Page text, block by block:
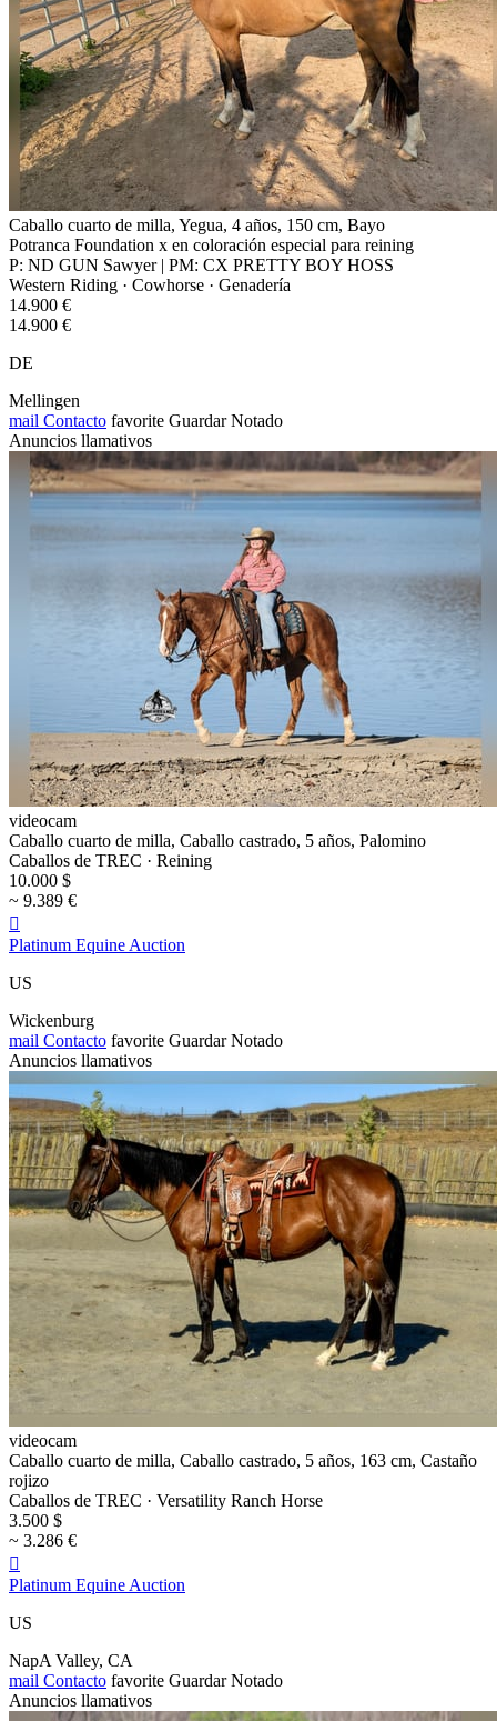
Caballo cuarto de milla, Yegua, 4 años, 150 cm, Bayo
Potranca Foundation x en coloración especial para reining
P: ND GUN Sawyer | PM: CX PRETTY BOY HOSS
Western Riding · Cowhorse · Genadería
14.900 €
14.900 €
DE
Mellingen
mail Contacto favorite Guardar Notado
Anuncios llamativos
videocam
Caballo cuarto de milla, Caballo castrado, 5 años, Palomino
Caballos de TREC · Reining
10.000 $
~ 9.389 €

Platinum Equine Auction
US
Wickenburg
mail Contacto favorite Guardar Notado
Anuncios llamativos
videocam
Caballo cuarto de milla, Caballo castrado, 5 años, 163 cm, Castaño
rojizo
Caballos de TREC · Versatility Ranch Horse
3.500 $
~ 3.286 €

Platinum Equine Auction
US
NapA Valley, CA
mail Contacto favorite Guardar Notado
Anuncios llamativos